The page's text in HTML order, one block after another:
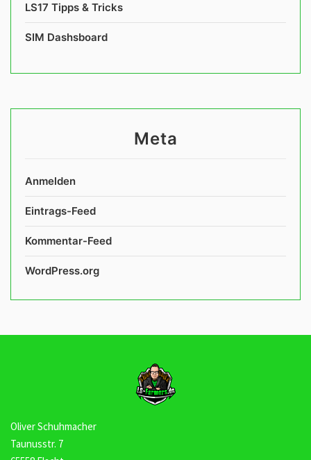
LS17 Tipps & Tricks
SIM Dashsboard
Meta
Anmelden
Eintrags-Feed
Kommentar-Feed
WordPress.org
Oliver Schuhmacher
Taunusstr. 7